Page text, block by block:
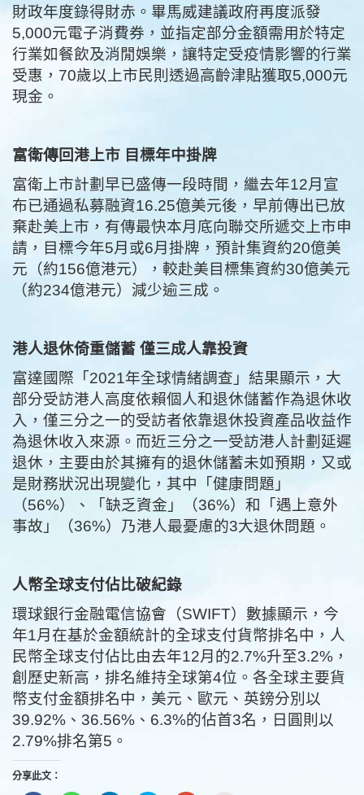
財政年度錄得財赤。畢馬威建議政府再度派發
5,000元電子消費券，並指定部分金額需用於特定
行業如餐飲及消閒娛樂，讓特定受疫情影響的行業
受惠，70歲以上市民則透過高齡津貼獲取5,000元
現金。
富衛傳回港上市 目標年中掛牌
富衛上市計劃早已盛傳一段時間，繼去年12月宣
布已通過私募融資16.25億美元後，早前傳出已放
棄赴美上市，有傳最快本月底向聯交所遞交上市申
請，目標今年5月或6月掛牌，預計集資約20億美
元（約156億港元），較赴美目標集資約30億美元
（約234億港元）減少逾三成。
港人退休倚重儲蓄 僅三成人靠投資
富達國際「2021年全球情緒調查」結果顯示，大
部分受訪港人高度依賴個人和退休儲蓄作為退休收
入，僅三分之一的受訪者依靠退休投資產品收益作
為退休收入來源。而近三分之一受訪港人計劃延遲
退休，主要由於其擁有的退休儲蓄未如預期，又或
是財務狀況出現變化，其中「健康問題」
（56%）、「缺乏資金」（36%）和「遇上意外
事故」（36%）乃港人最憂慮的3大退休問題。
人幣全球支付佔比破紀錄
環球銀行金融電信協會（SWIFT）數據顯示，今
年1月在基於金額統計的全球支付貨幣排名中，人
民幣全球支付佔比由去年12月的2.7%升至3.2%，
創歷史新高，排名維持全球第4位。各全球主要貨
幣支付金額排名中，美元、歐元、英鎊分別以
39.92%、36.56%、6.3%的佔首3名，日圓則以
2.79%排名第5。
分享此文：